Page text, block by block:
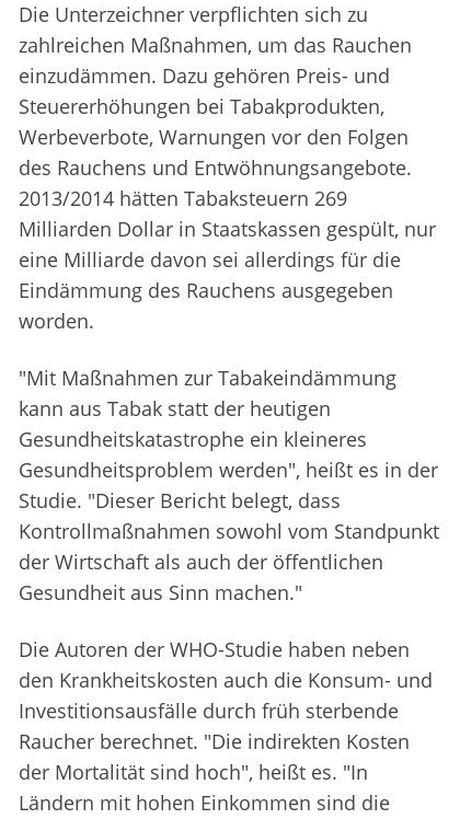
Die Unterzeichner verpflichten sich zu
zahlreichen Maßnahmen, um das Rauchen
einzudämmen. Dazu gehören Preis- und
Steuererhöhungen bei Tabakprodukten,
Werbeverbote, Warnungen vor den Folgen
des Rauchens und Entwöhnungsangebote.
2013/2014 hätten Tabaksteuern 269
Milliarden Dollar in Staatskassen gespült, nur
eine Milliarde davon sei allerdings für die
Eindämmung des Rauchens ausgegeben
worden.
"Mit Maßnahmen zur Tabakeindämmung
kann aus Tabak statt der heutigen
Gesundheitskatastrophe ein kleineres
Gesundheitsproblem werden", heißt es in der
Studie. "Dieser Bericht belegt, dass
Kontrollmaßnahmen sowohl vom Standpunkt
der Wirtschaft als auch der öffentlichen
Gesundheit aus Sinn machen."
Die Autoren der WHO-Studie haben neben
den Krankheitskosten auch die Konsum- und
Investitionsausfälle durch früh sterbende
Raucher berechnet. "Die indirekten Kosten
der Mortalität sind hoch", heißt es. "In
Ländern mit hohen Einkommen sind die